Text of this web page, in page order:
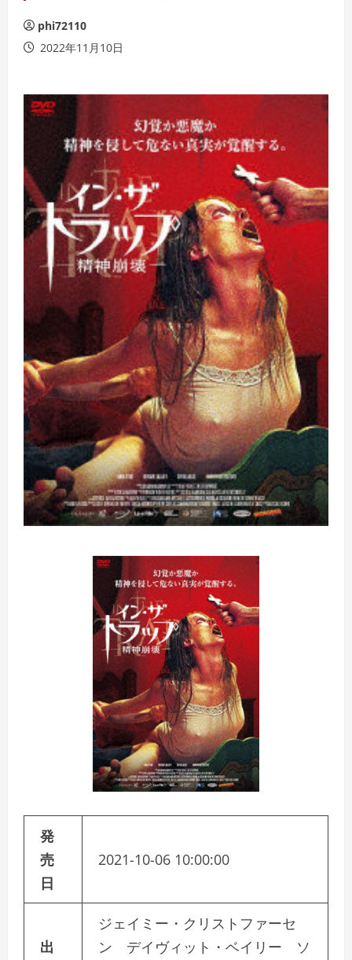
phi72110
2022年11月10日
発
売
日
2021-10-06 10:00:00
出
ジェイミー・クリストファーセ
ン デイヴィット・ベイリー ソ